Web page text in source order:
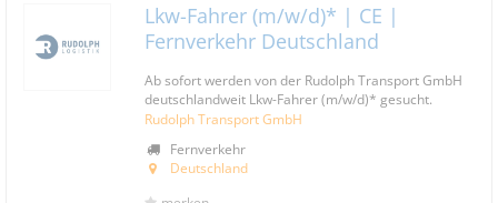
Lkw-Fahrer (m/w/d)* | CE |
Fernverkehr Deutschland
Ab sofort werden von der Rudolph Transport GmbH
deutschlandweit Lkw-Fahrer (m/w/d)* gesucht.
Rudolph Transport GmbH
Fernverkehr
Deutschland